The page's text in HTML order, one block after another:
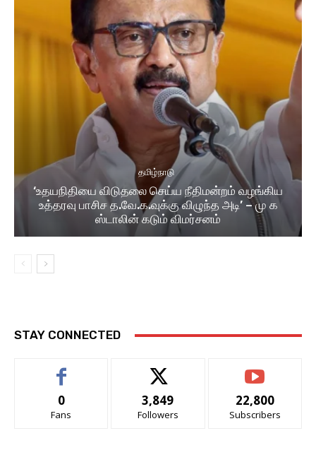
தமிழ்நாடு
‘உதயநிதியை விடுதலை செய்ய நீதிமன்றம் வழங்கிய
உத்தரவு பாசிச த.வே.க.வுக்கு விழுந்த அடி’ – மு க
ஸ்டாலின் கடும் விமர்சனம்
STAY CONNECTED
0
Fans
3,849
Followers
22,800
Subscribers